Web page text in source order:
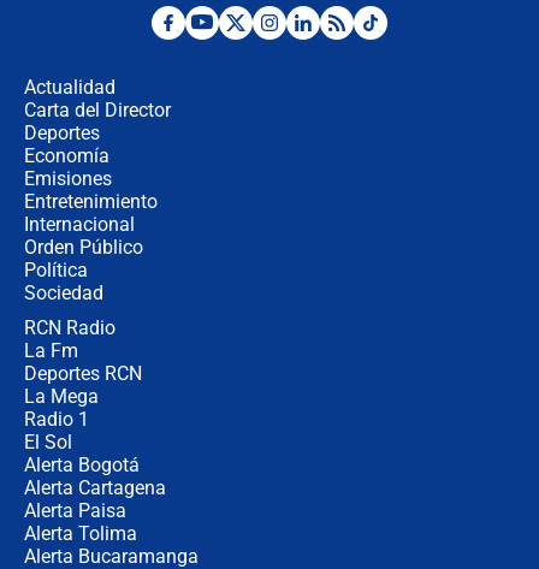
¿Por qué De la Espriella gobernará
Actualidad
Carta del Director
Deportes
Economía
Emisiones
Entretenimiento
Internacional
Orden Público
Política
Sociedad
RCN Radio
La Fm
Deportes RCN
La Mega
Radio 1
El Sol
Alerta Bogotá
Alerta Cartagena
Alerta Paisa
Alerta Tolima
Alerta Bucaramanga